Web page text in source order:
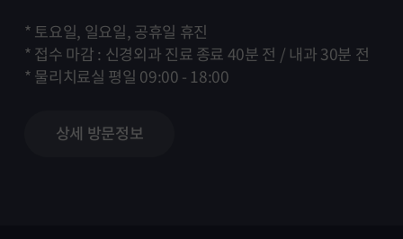
* 토요일, 일요일, 공휴일 휴진
* 접수 마감 : 신경외과 진료 종료 40분 전 / 내과 30분 전
* 물리치료실 평일 09:00 - 18:00
상세 방문정보